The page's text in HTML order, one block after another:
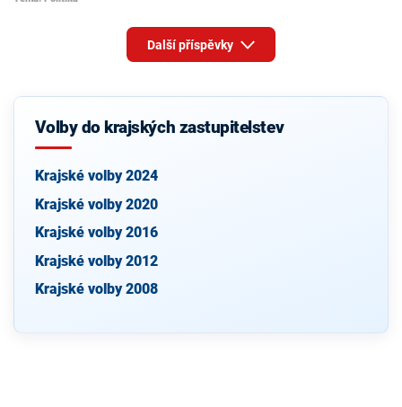
Další příspěvky
Volby do krajských zastupitelstev
Krajské volby 2024
Krajské volby 2020
Krajské volby 2016
Krajské volby 2012
Krajské volby 2008